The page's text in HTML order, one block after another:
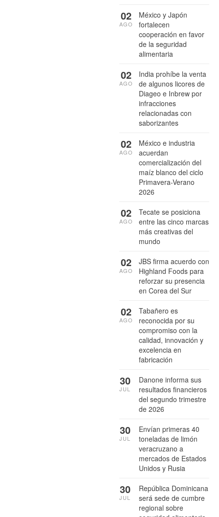
México y Japón
fortalecen
cooperación en favor
de la seguridad
alimentaria
02
AGO
India prohíbe la venta
de algunos licores de
Diageo e Inbrew por
infracciones
relacionadas con
saborizantes
02
AGO
México e industria
acuerdan
comercialización del
maíz blanco del ciclo
Primavera-Verano
2026
02
AGO
Tecate se posiciona
entre las cinco marcas
más creativas del
mundo
02
AGO
JBS firma acuerdo con
Highland Foods para
reforzar su presencia
en Corea del Sur
02
AGO
Tabañero es
reconocida por su
compromiso con la
calidad, innovación y
excelencia en
fabricación
02
AGO
Danone informa sus
resultados financieros
del segundo trimestre
de 2026
30
JUL
Envían primeras 40
toneladas de limón
veracruzano a
mercados de Estados
Unidos y Rusia
30
JUL
República Dominicana
será sede de cumbre
regional sobre
30
JUL